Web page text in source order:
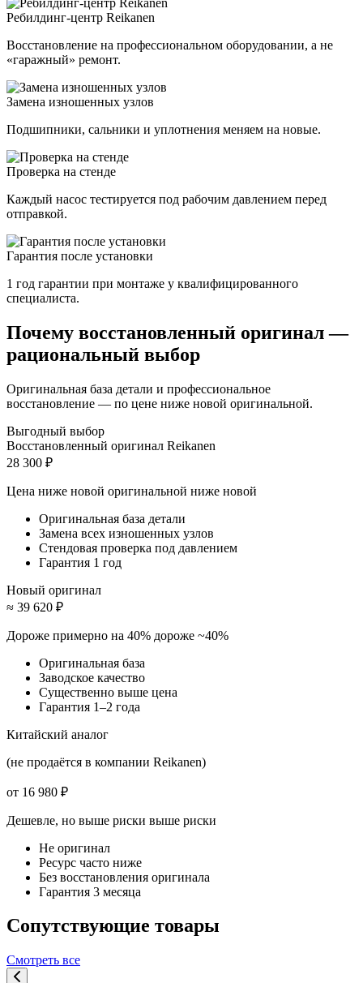
Ребилдинг-центр Reikanen
Восстановление на профессиональном оборудовании, а не
«гаражный» ремонт.
Замена изношенных узлов
Подшипники, сальники и уплотнения меняем на новые.
Проверка на стенде
Каждый насос тестируется под рабочим давлением перед
отправкой.
Гарантия после установки
1 год гарантии при монтаже у квалифицированного
специалиста.
Почему восстановленный оригинал —
рациональный выбор
Оригинальная база детали и профессиональное
восстановление — по цене ниже новой оригинальной.
Выгодный выбор
Восстановленный оригинал Reikanen
28 300 ₽
Цена ниже новой оригинальной ниже новой
Оригинальная база детали
Замена всех изношенных узлов
Стендовая проверка под давлением
Гарантия 1 год
Новый оригинал
≈ 39 620 ₽
Дороже примерно на 40% дороже ~40%
Оригинальная база
Заводское качество
Существенно выше цена
Гарантия 1–2 года
Китайский аналог
(не продаётся в компании Reikanen)
от 16 980 ₽
Дешевле, но выше риски выше риски
Не оригинал
Ресурс часто ниже
Без восстановления оригинала
Гарантия 3 месяца
Сопутствующие товары
Смотреть все